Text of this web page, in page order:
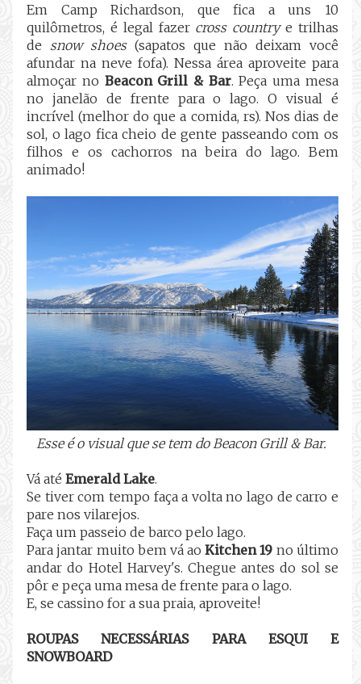
Em Camp Richardson, que fica a uns 10
quilômetros, é legal fazer cross countrye trilhas
de snow shoes(sapatos que não deixam você
afundar na neve fofa). Nessa área aproveite para
almoçar no Beacon Grill & Bar. Peça uma mesa
no janelão de frente para o lago. O visual é
incrível (melhor do que a comida, rs). Nos dias de
sol, o lago fica cheio de gente passeando com os
filhos e os cachorros na beira do lago. Bem
animado!
Esse é o visual que se tem do Beacon Grill & Bar.
Vá atéEmerald Lake.
Se tiver com tempo faça a volta no lago de carro e
pare nos vilarejos.
Faça um passeio de barco pelo lago.
Para jantar muito bem vá aoKitchen 19 no último
andar do Hotel Harvey's. Chegue antes do sol se
pôr e peça uma mesa de frente para o lago.
E, se cassino for a sua praia, aproveite!
ROUPAS NECESSÁRIAS PARA ESQUI E
SNOWBOARD